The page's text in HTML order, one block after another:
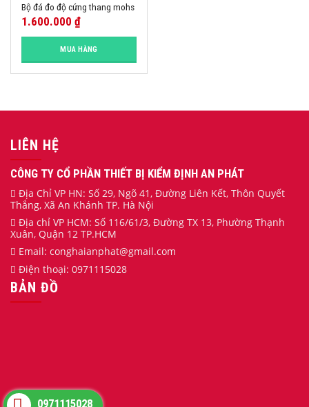
Bộ đá đo độ cứng thang mohs
1.600.000 ₫
MUA HÀNG
LIÊN HỆ
CÔNG TY CỔ PHẦN THIẾT BỊ KIỂM ĐỊNH AN PHÁT
Địa Chỉ VP HN: Số 29, Ngõ 41, Đường Liên Kết, Thôn Quyết
Thắng, Xã An Khánh TP. Hà Nội
Địa chỉ VP HCM: Số 116/61/3, Đường TX 13, Phường Thạnh
Xuân, Quận 12 TP.HCM
Email: conghaianphat@gmail.com
Điện thoại: 0971115028
BẢN ĐỒ
0971115028